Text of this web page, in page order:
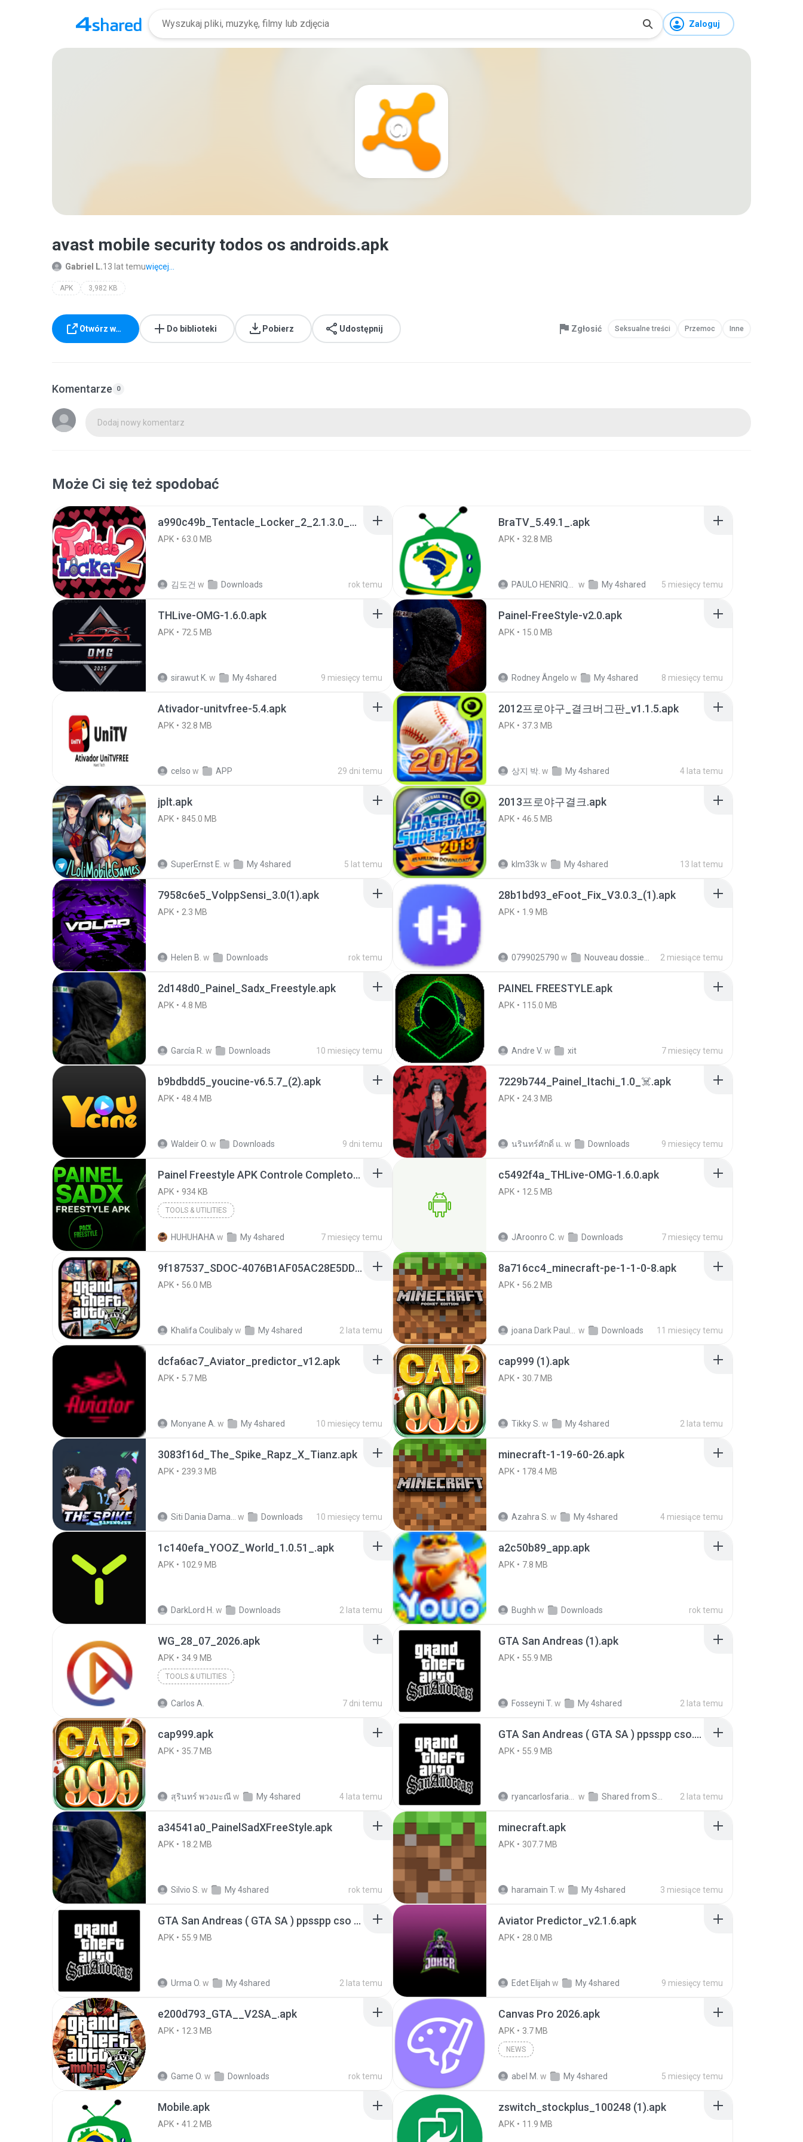
Zaloguj
avast mobile security todos os androids.apk
Gabriel L.13 lat temuwięcej...
APK 3,982 KB
Otwórz w… Do biblioteki Pobierz Udostępnij Zgłosić Seksualne treści Przemoc Inne
Komentarze 0
Dodaj nowy komentarz
Może Ci się też spodobać
a990c49b_Tentacle_Locker_2_2.1.3.0_APKPure (1).apk
APK 63.0 MB
김도건 w Downloads rok temu
BraTV_5.49.1_.apk
APK 32.8 MB
w My 4shared 5 miesięcy temu
THLive-OMG-1.6.0.apk
APK 72.5 MB
sirawut K. w My 4shared 9 miesięcy temu
Painel-FreeStyle-v2.0.apk
APK 15.0 MB
Rodney Ângelo w My 4shared 8 miesięcy temu
Ativador-unitvfree-5.4.apk
APK 32.8 MB
celso w APP 29 dni temu
2012프로야구_결크버그판_v1.1.5.apk
APK 37.3 MB
상지 박. w My 4shared 4 lata temu
jplt.apk
APK 845.0 MB
SuperErnst E. w My 4shared 5 lat temu
2013프로야구결크.apk
APK 46.5 MB
klm33kw My 4shared 13 lat temu
7958c6e5_VolppSensi_3.0(1).apk
APK 2.3 MB
Helen B. w Downloads rok temu
28b1bd93_eFoot_Fix_V3.0.3_(1).apk
APK 1.9 MB
0799025790 w 2 miesiące temu
2d148d0_Painel_Sadx_Freestyle.apk
APK 4.8 MB
García R. w Downloads 10 miesięcy temu
PAINEL FREESTYLE.apk
APK 115.0 MB
Andre V. w xit 7 miesięcy temu
b9bdbdd5_youcine-v6.5.7_(2).apk
APK 48.4 MB
Waldeir O. w Downloads 9 dni temu
7229b744_Painel_Itachi_1.0_☠️.apk
APK 24.3 MB
นรินทร์ศักดิ์ แ. w Downloads 9 miesięcy temu
Painel Freestyle APK Controle Completo Para Jogadores.apk
APK 934 KB
TOOLS & UTILITIES
HUHUHAHA w My 4shared 7 miesięcy temu
c5492f4a_THLive-OMG-1.6.0.apk
APK 12.5 MB
JAroonro C. w Downloads 7 miesięcy temu
9f187537_SDOC-4076B1AF05AC28E5DDADC4143E59DB64-07-24-SI. (1).apk
APK 56.0 MB
Khalifa Coulibalyw My 4shared 2 lata temu
8a716cc4_minecraft-pe-1-1-0-8.apk
APK 56.2 MB
w Downloads 11 miesięcy temu
dcfa6ac7_Aviator_predictor_v12.apk
APK 5.7 MB
Monyane A. w My 4shared 10 miesięcy temu
cap999 (1).apk
APK 30.7 MB
Tikky S. w My 4shared 2 lata temu
3083f16d_The_Spike_Rapz_X_Tianz.apk
APK 239.3 MB
w Downloads 10 miesięcy temu
minecraft-1-19-60-26.apk
APK 178.4 MB
Azahra S. w My 4shared 4 miesiące temu
1c140efa_YOOZ_World_1.0.51_.apk
APK 102.9 MB
DarkLord H. w Downloads 2 lata temu
a2c50b89_app.apk
APK 7.8 MB
Bughh w Downloads rok temu
WG_28_07_2026.apk
APK 34.9 MB
TOOLS & UTILITIES
Carlos A. 7 dni temu
GTA San Andreas (1).apk
APK 55.9 MB
Fosseyni T. w My 4shared 2 lata temu
cap999.apk
APK 35.7 MB
สุรินทร์ พวงมะณีw My 4shared 4 lata temu
GTA San Andreas ( GTA SA ) ppsspp cso.apk
APK 55.9 MB
w 2 lata temu
a34541a0_PainelSadXFreeStyle.apk
APK 18.2 MB
Silvio S. w My 4shared rok temu
minecraft.apk
APK 307.7 MB
haramain T. w My 4shared 3 miesiące temu
GTA San Andreas ( GTA SA ) ppsspp cso (1).apk
APK 55.9 MB
Urma O. w My 4shared 2 lata temu
Aviator Predictor_v2.1.6.apk
APK 28.0 MB
Edet Elijah w My 4shared 9 miesięcy temu
e200d793_GTA__V2SA_.apk
APK 12.3 MB
Game O. w Downloads rok temu
Canvas Pro 2026.apk
APK 3.7 MB
NEWS
abel M. w My 4shared 5 miesięcy temu
Mobile.apk
APK 41.2 MB
zswitch_stockplus_100248 (1).apk
APK 11.9 MB